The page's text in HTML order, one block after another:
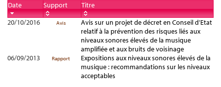
Date Support
Titre
20/10/2016
Avis
Avis sur un projet de décret en Conseil d’Etat
relatif à la prévention des risques liés aux
niveaux sonores élevés de la musique
amplifiée et aux bruits de voisinage
06/09/2013
Rapport
Expositions aux niveaux sonores élevés de la
musique : recommandations sur les niveaux
acceptables